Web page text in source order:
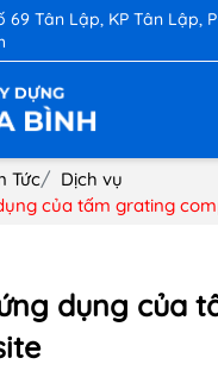
69 Tân Lập, KP Tân Lập,
Tức
Dịch vụ
của tấm grating
dụng của